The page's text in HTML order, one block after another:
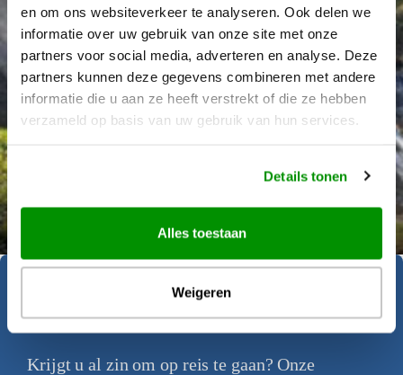
en om ons websiteverkeer te analyseren. Ook delen we
informatie over uw gebruik van onze site met onze
partners voor social media, adverteren en analyse. Deze
partners kunnen deze gegevens combineren met andere
informatie die u aan ze heeft verstrekt of die ze hebben
verzameld op basis van uw gebruik van hun services.
Details tonen
Alles toestaan
Weigeren
Geïnspireerd geraakt?
Krijgt u al zin om op reis te gaan? Onze